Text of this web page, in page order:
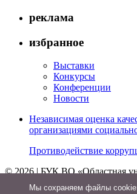
реклама
избранное
Выставки
Конкурсы
Конференции
Новости
Независимая оценка
организациями
Противодействие
© 2026 | БУК ВО «Областная
библиотека»
Мы cохраняем файлы